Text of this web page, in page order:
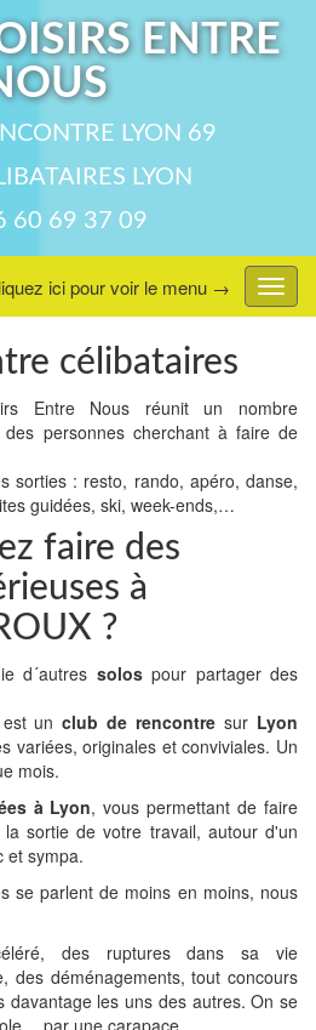
ENTRE
LYON 69
LYON
60 69 37 09
menu
ici pour voir le menu →
célibataires
Entre Nous réunit un nombre
personnes cherchant à faire de
sorties : resto, rando, apéro, danse,
guidées, ski, week-ends,…
faire des
à
?
d´autres solospour partager des
est unclub de rencontre sur Lyon
variées, originales et conviviales. Un
mois.
à Lyon, vous permettant de faire
sortie de votre travail, autour d'un
et sympa.
se parlent de moins en moins, nous
des ruptures dans sa vie
des déménagements, tout concours
davantage les uns des autres. On se
par une carapace.